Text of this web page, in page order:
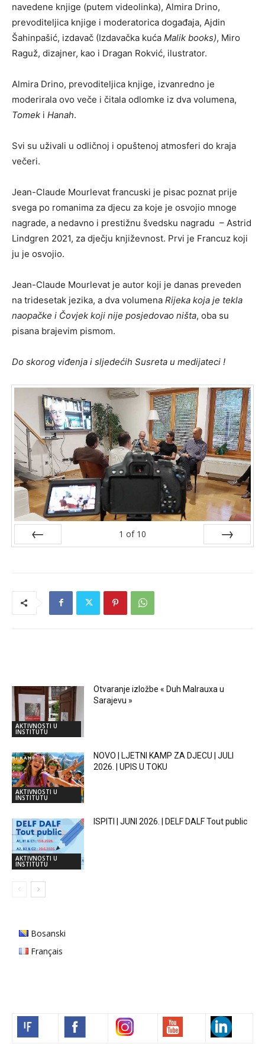
navedene knjige (putem videolinka), Almira Drino,
prevoditeljica knjige i moderatorica događaja, Ajdin
Šahinpašić, izdavač (Izdavačka kuća Malik books), Miro
Raguž, dizajner, kao i Dragan Rokvić, ilustrator.
Almira Drino, prevoditeljica knjige, izvanredno je
moderirala ovo veče i čitala odlomke iz dva volumena,
Tomek i Hanah.
Svi su uživali u odličnoj i opuštenoj atmosferi do kraja
večeri.
Jean-Claude Mourlevat francuski je pisac poznat prije
svega po romanima za djecu za koje je osvojio mnoge
nagrade, a nedavno i prestižnu švedsku nagradu – Astrid
Lindgren 2021, za dječju književnost. Prvi je Francuz koji
ju je osvojio.
Jean-Claude Mourlevat je autor koji je danas preveden
na tridesetak jezika, a dva volumena Rijeka koja je tekla
naopačke i Čovjek koji nije posjedovao ništa, oba su
pisana brajevim pismom.
Do skorog viđenja i sljedećih Susreta u medijateci !
1 of 10
AKTIVNOSTI U
INSTITUTU
Otvaranje izložbe « Duh Malrauxa u
Sarajevu »
AKTIVNOSTI U
INSTITUTU
NOVO | LJETNI KAMP ZA DJECU | JULI
2026. | UPIS U TOKU
AKTIVNOSTI U
INSTITUTU
ISPITI | JUNI 2026. | DELF DALF Tout public
Bosanski
Français